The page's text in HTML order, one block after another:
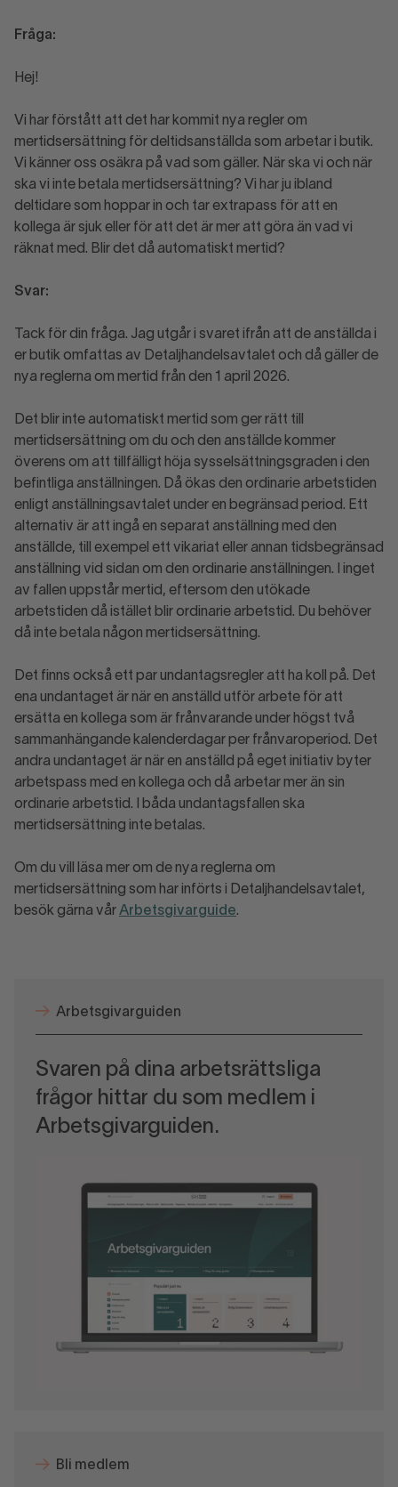
Fråga:
Hej!
Vi har förstått att det har kommit nya regler om
mertidsersättning för deltidsanställda som arbetar i butik.
Vi känner oss osäkra på vad som gäller. När ska vi och när
ska vi inte betala mertidsersättning? Vi har ju ibland
deltidare som hoppar in och tar extrapass för att en
kollega är sjuk eller för att det är mer att göra än vad vi
räknat med. Blir det då automatiskt mertid?
Svar:
Tack för din fråga. Jag utgår i svaret ifrån att de anställda i
er butik omfattas av Detaljhandelsavtalet och då gäller de
nya reglerna om mertid från den 1 april 2026.
Det blir inte automatiskt mertid som ger rätt till
mertidsersättning om du och den anställde kommer
överens om att tillfälligt höja sysselsättningsgraden i den
befintliga anställningen. Då ökas den ordinarie arbetstiden
enligt anställningsavtalet under en begränsad period. Ett
alternativ är att ingå en separat anställning med den
anställde, till exempel ett vikariat eller annan tidsbegränsad
anställning vid sidan om den ordinarie anställningen. I inget
av fallen uppstår mertid, eftersom den utökade
arbetstiden då istället blir ordinarie arbetstid. Du behöver
då inte betala någon mertidsersättning.
Det finns också ett par undantagsregler att ha koll på. Det
ena undantaget är när en anställd utför arbete för att
ersätta en kollega som är frånvarande under högst två
sammanhängande kalenderdagar per frånvaroperiod. Det
andra undantaget är när en anställd på eget initiativ byter
arbetspass med en kollega och då arbetar mer än sin
ordinarie arbetstid. I båda undantagsfallen ska
mertidsersättning inte betalas.
Om du vill läsa mer om de nya reglerna om
mertidsersättning som har införts i Detaljhandelsavtalet,
besök gärna vår Arbetsgivarguide.
Arbetsgivarguiden
Svaren på dina arbetsrättsliga
frågor hittar du som medlem i
Arbetsgivarguiden.
Bli medlem